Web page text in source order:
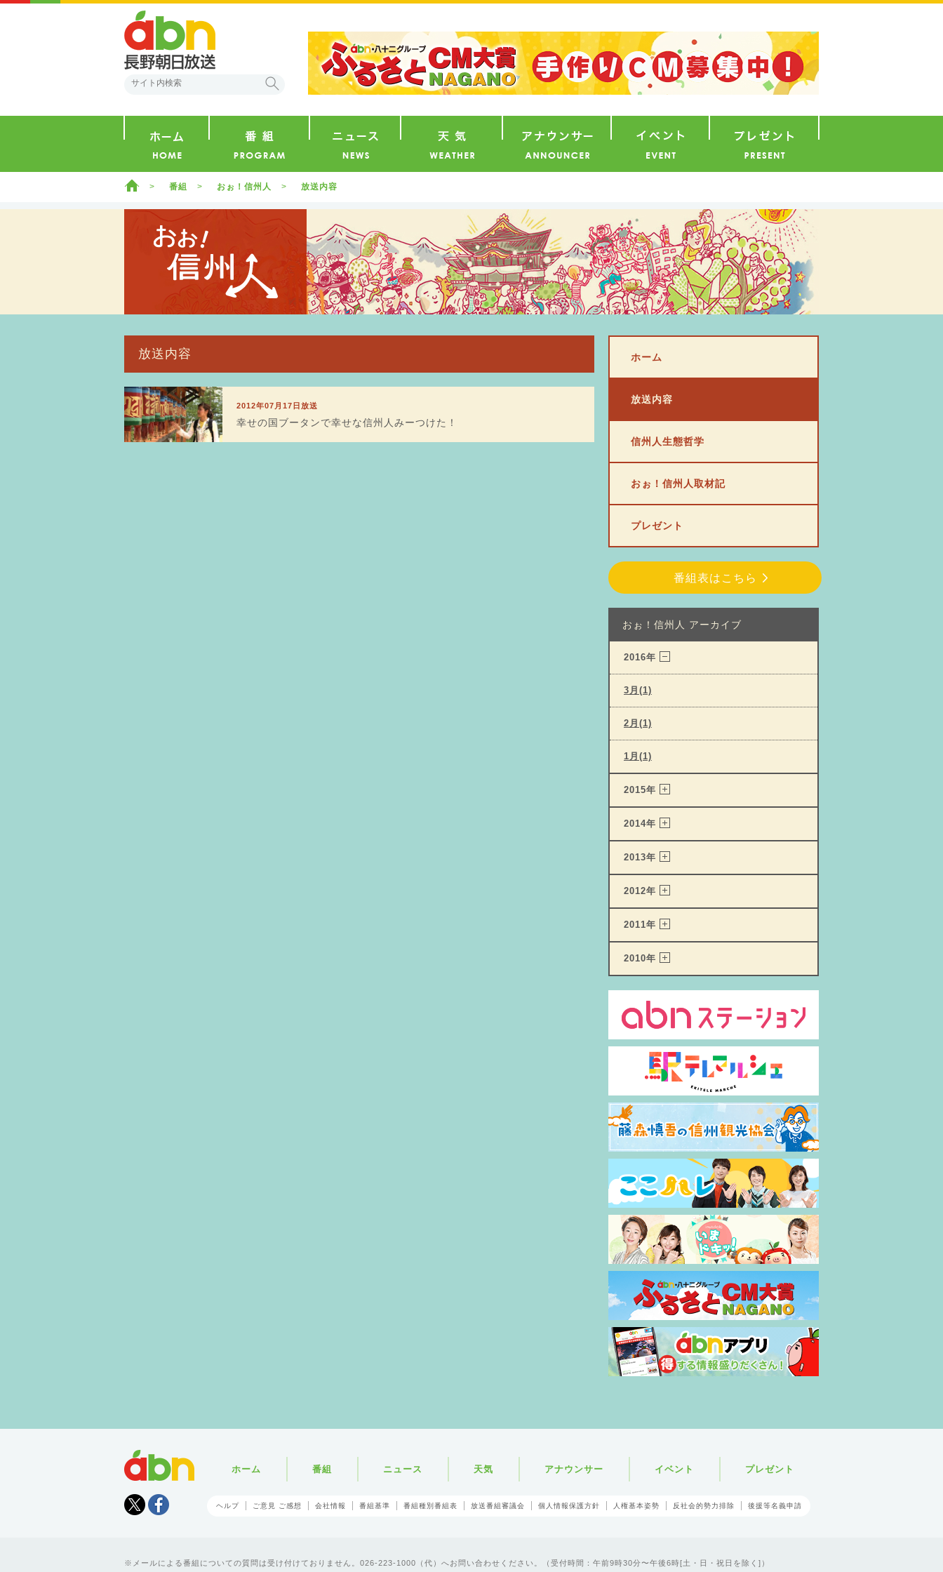
ホーム 番組 おぉ！信州人 放送内容
放送内容
2012年07月17日放送
幸せの国ブータンで幸せな信州人みーつけた！
ホーム
放送内容
信州人生態哲学
おぉ！信州人取材記
プレゼント
番組表はこちら
おぉ！信州人 アーカイブ
2016年
3月(1)
2月(1)
1月(1)
2015年
2014年
2013年
2012年
2011年
2010年
Tweet
ホーム 番組 ニュース 天気 アナウンサー イベント プレゼント
ヘルプ ご意見 ご感想 会社情報 番組基準 番組種別番組表 放送番組審議会 個人情報保護方針 人権基本姿勢 反社会的勢力排除 後援等名義申請
メールによる番組についての質問は受け付けておりません。026-223-1000（代）へお問い合わせください。（受付時間：午前9時30分〜午後6時[土・日・祝日を除く]）